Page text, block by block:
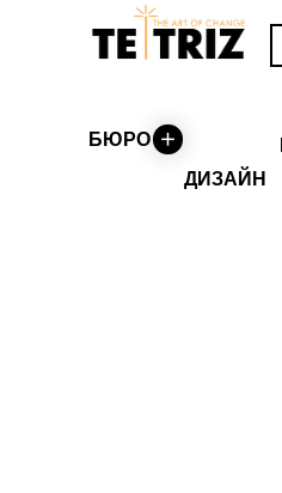
ДИЗАЙН
БЮРО